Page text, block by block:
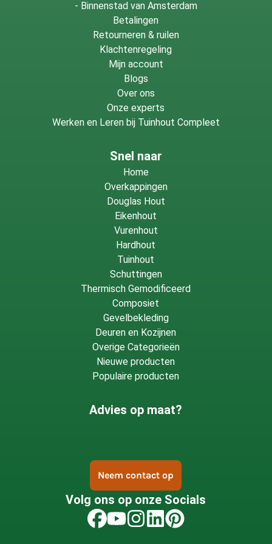
- Binnenstad van Amsterdam
Betalingen
Retourneren & ruilen
Klachtenregeling
Mijn account
Blogs
Over ons
Onze experts
Werken en Leren bij Tuinhout Compleet
Snel naar
Home
Overkappingen
Douglas Hout
Eikenhout
Vurenhout
Hardhout
Tuinhout
Schuttingen
Thermisch Gemodificeerd
Composiet
Gevelbekleding
Deuren en Kozijnen
Overige Categorieën
Nieuwe producten
Populaire producten
Advies op maat?
Neem contact op
Volg ons op onze Socials